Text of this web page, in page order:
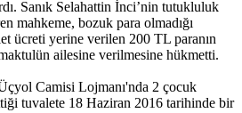
Sanık Selahattin İnci’nin tutukluluk
mahkeme, bozuk para olmadığı
ücreti yerine verilen 200 TL paranın
ailesine verilmesine hükmetti.
Camisi Lojmanı'nda 2 çocuk
tuvalete 18 Haziran 2016 tarihinde bir